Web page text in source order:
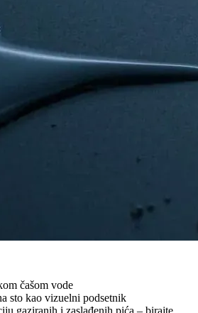
čašom vode
sto kao vizuelni podsetnik
gaziranih i zaslađenih pića – birajte